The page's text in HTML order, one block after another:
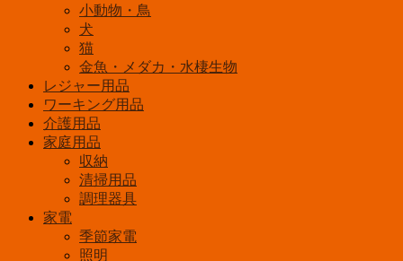
小動物・鳥
犬
猫
金魚・メダカ・水棲生物
レジャー用品
ワーキング用品
介護用品
家庭用品
収納
清掃用品
調理器具
家電
季節家電
照明